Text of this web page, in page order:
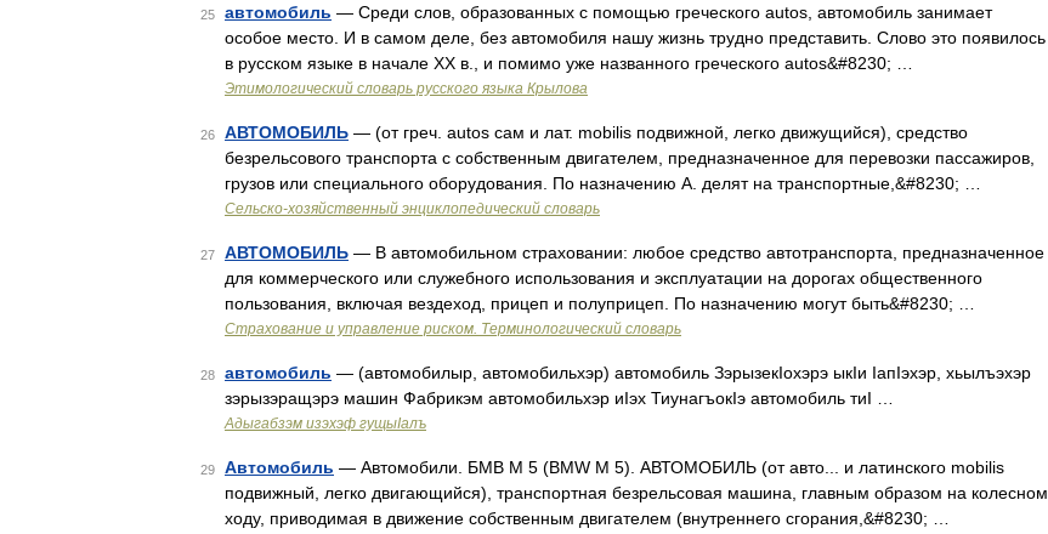
25 автомобиль — Среди слов, образованных с помощью греческого autos, автомобиль занимает
особое место. И в самом деле, без автомобиля нашу жизнь трудно представить. Слово это появилось
в русском языке в начале XX в., и помимо уже названного греческого autos&#8230; …
Этимологический словарь русского языка Крылова
26 АВТОМОБИЛЬ — (от греч. autos сам и лат. mobilis подвижной, легко движущийся), средство
безрельсового транспорта с собственным двигателем, предназначенное для перевозки пассажиров,
грузов или специального оборудования. По назначению А. делят на транспортные,&#8230; …
Сельско-хозяйственный энциклопедический словарь
27 АВТОМОБИЛЬ — В автомобильном страховании: любое средство автотранспорта, предназначенное
для коммерческого или служебного использования и эксплуатации на дорогах общественного
пользования, включая вездеход, прицеп и полуприцеп. По назначению могут быть&#8230; …
Страхование и управление риском. Терминологический словарь
28 автомобиль — (автомобилыр, автомобильхэр) автомобиль ЗэрызекIохэрэ ыкIи IапIэхэр, хьылъэхэр
зэрызэращэрэ машин Фабрикэм автомобильхэр иIэх ТиунагъокIэ автомобиль тиI …
Адыгабзэм изэхэф гущыIалъ
29 Автомобиль — Автомобили. БМВ М 5 (BMW M 5). АВТОМОБИЛЬ (от авто... и латинского mobilis
подвижный, легко двигающийся), транспортная безрельсовая машина, главным образом на колесном
ходу, приводимая в движение собственным двигателем (внутреннего сгорания,&#8230; …